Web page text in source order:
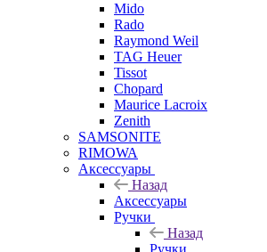
Mido
Rado
Raymond Weil
TAG Heuer
Tissot
Chopard
Maurice Lacroix
Zenith
SAMSONITE
RIMOWA
Аксессуары
Назад
Аксессуары
Ручки
Назад
Ручки